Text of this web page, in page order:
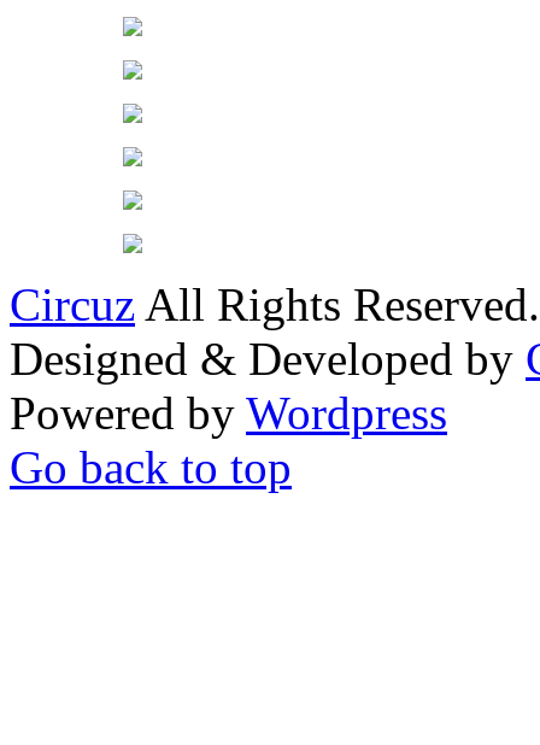
Circuz All Rights Reserved.
Designed & Developed by
Powered by Wordpress
Go back to top